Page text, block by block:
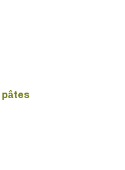
pâtes